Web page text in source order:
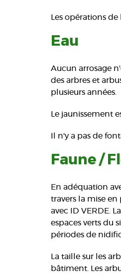
Les opérations
Eau
Aucun arrosage
des arbres et
plusieurs années.
Le jaunissement
Il n'y a pas de
Faune /
En adéquation
travers la mise
avec ID VERDE.
espaces verts du
périodes de
La taille sur les
bâtiment. Les